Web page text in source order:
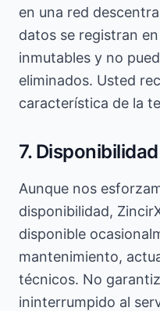
en una red
datos se registran
inmutables y no
eliminados. Usted
característica de la
7.
Aunque nos
disponibilidad,
disponible
mantenimiento,
técnicos. No
ininterrumpido al